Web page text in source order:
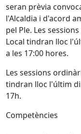
seran prèvia
l'Alcaldia i d'acord
pel Ple. Les
Local tindran lloc
a les 17:00 hores.
Les sessions
tindran lloc l'últim
17h.
Competències